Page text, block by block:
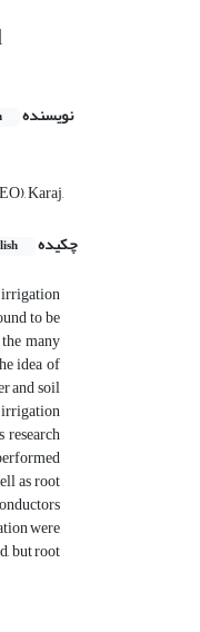
نویسنده
Karaj,
چکیده
to be
many
idea of
and soil
irrigation
as root
were
but root